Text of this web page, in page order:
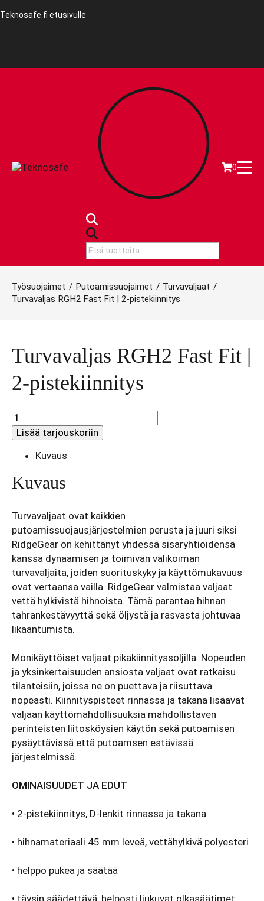
Teknosafe.fi etusivulle
search
0
Työsuojaimet / Putoamissuojaimet / Turvavaljaat /
Turvavaljas RGH2 Fast Fit | 2-pistekiinnitys
Turvavaljas RGH2 Fast Fit |
2-pistekiinnitys
Turvavaljas
RGH2
Fast
pistekiinnitys
Lisää tarjouskoriin
Kuvaus
Kuvaus
Turvavaljaat ovat kaikkien
putoamissuojausjärjestelmien perusta ja juuri siksi
RidgeGear on kehittänyt yhdessä sisaryhtiöidensä
kanssa dynaamisen ja toimivan valikoiman
turvavaljaita, joiden suorituskyky ja käyttömukavuus
ovat vertaansa vailla. RidgeGear valmistaa valjaat
vettä hylkivistä hihnoista. Tämä parantaa hihnan
tahrankestävyyttä sekä öljystä ja rasvasta johtuvaa
likaantumista.
Monikäyttöiset valjaat pikakiinnityssoljilla. Nopeuden
ja yksinkertaisuuden ansiosta valjaat ovat ratkaisu
tilanteisiin, joissa ne on puettava ja riisuttava
nopeasti. Kiinnityspisteet rinnassa ja takana lisäävät
valjaan käyttömahdollisuuksia mahdollistaven
perinteisten liitosköysien käytön sekä putoamisen
pysäyttävissä että putoamsen estävissä
järjestelmissä.
OMINAISUUDET JA EDUT
• 2-pistekiinnitys, D-lenkit rinnassa ja takana
• hihnamateriaali 45 mm leveä, vettähylkivä polyesteri
• helppo pukea ja säätää
• täysin säädettävä, helposti liukuvat olkasäätimet